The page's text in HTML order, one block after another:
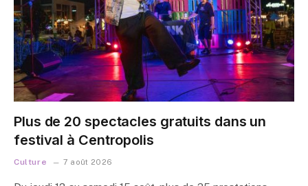
Plus de 20 spectacles gratuits dans un
festival à Centropolis
Culture 7 août 2026